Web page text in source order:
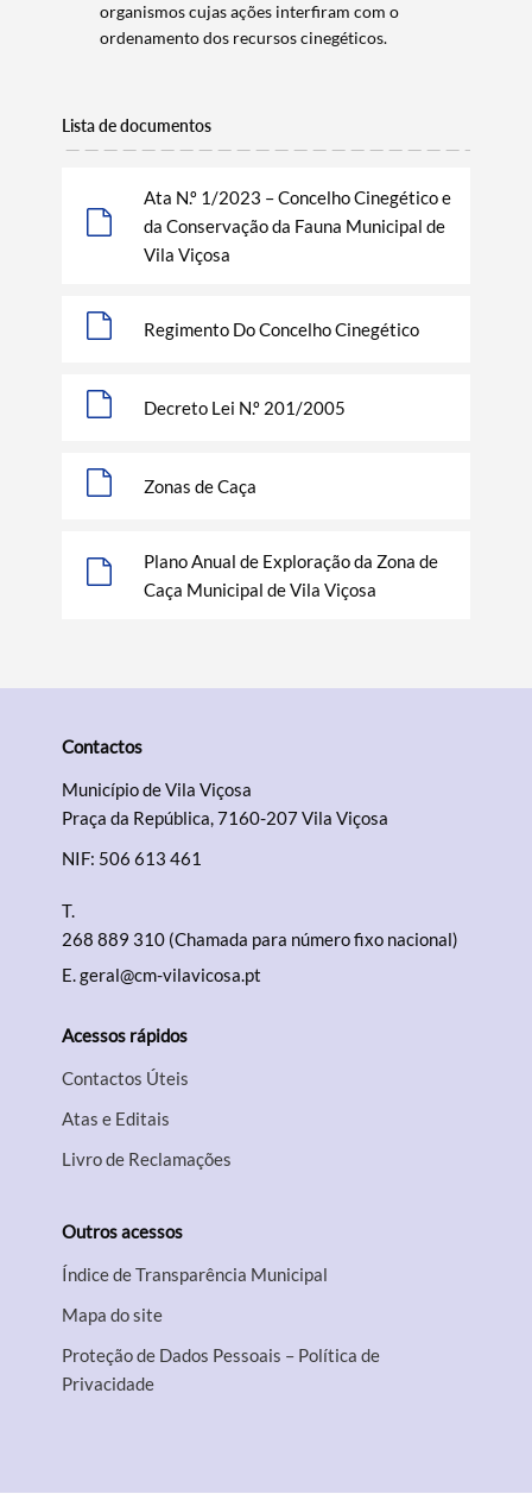
Filtros
organismos cujas ações interfiram com o
ordenamento dos recursos cinegéticos.
Lista de documentos
Ata N.º 1/2023 – Concelho Cinegético e
da Conservação da Fauna Municipal de
Vila Viçosa
Regimento Do Concelho Cinegético
Decreto Lei N.º 201/2005
Zonas de Caça
Plano Anual de Exploração da Zona de
Caça Municipal de Vila Viçosa
Contactos
Município de Vila Viçosa
Praça da República, 7160-207 Vila Viçosa
NIF: 506 613 461
T.
268 889 310 (Chamada para número fixo nacional)
E.geral@cm-vilavicosa.pt
Acessos rápidos
Contactos Úteis
Atas e Editais
Livro de Reclamações
Outros acessos
Índice de Transparência Municipal
Mapa do site
Proteção de Dados Pessoais – Política de
Privacidade